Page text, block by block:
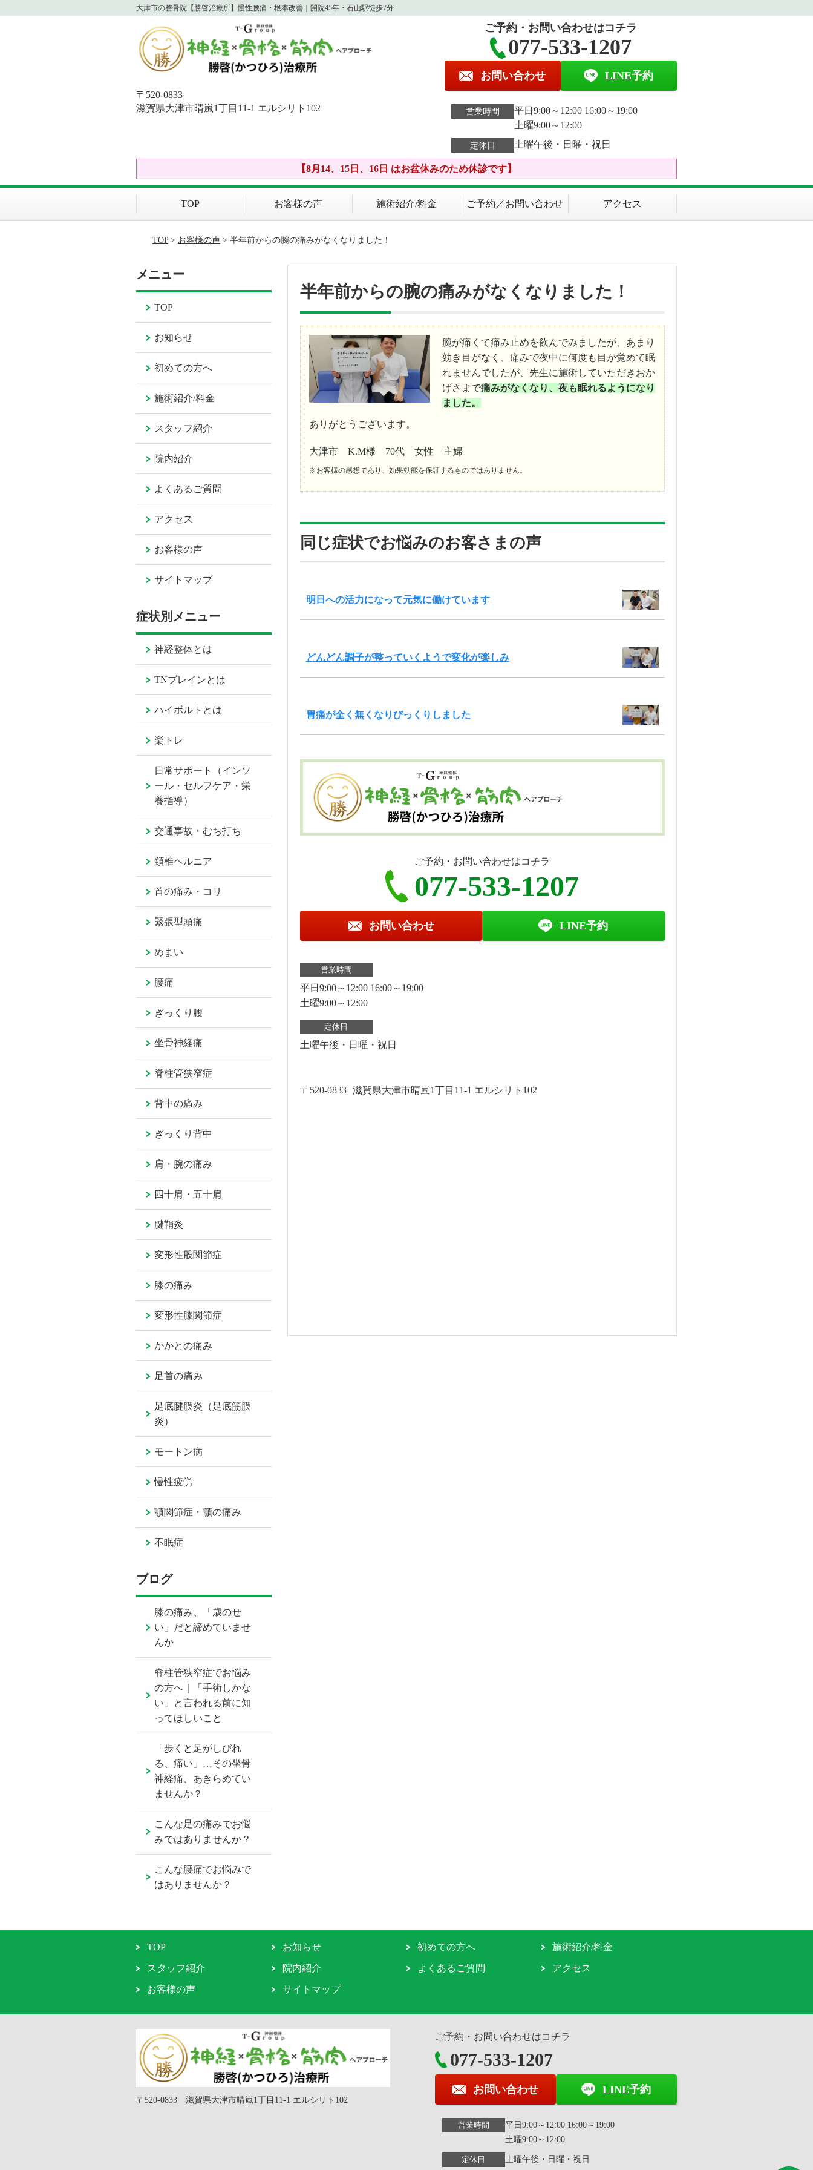
大津市の整骨院【勝啓治療所】慢性腰痛・根本改善｜開院45年・石山駅徒歩7分
〒520-0833
滋賀県大津市晴嵐1丁目11-1 エルシリト102
ご予約・お問い合わせはコチラ
077-533-1207
お問い合わせ LINE予約
営業時間
平日9:00～12:00 16:00～19:00
土曜9:00～12:00
定休日 土曜午後・日曜・祝日
【8月14、15日、16日 はお盆休みのため休診です】
TOP お客様の声 施術紹介/料金 ご予約／お問い合わせ アクセス
TOP> お客様の声> 半年前からの腕の痛みがなくなりました！
半年前からの腕の痛みがなくなりました！
腕が痛くて痛み止めを飲んでみましたが、あまり
効き目がなく、痛みで夜中に何度も目が覚めて眠
れませんでしたが、先生に施術していただきおか
げさまで痛みがなくなり、夜も眠れるようになり
ました。
ありがとうございます。
大津市 K.M様 70代 女性 主婦
※お客様の感想であり、効果効能を保証するものではありません。
同じ症状でお悩みのお客さまの声
明日への活力になって元気に働けています
どんどん調子が整っていくようで変化が楽しみ
胃痛が全く無くなりびっくりしました
ご予約・お問い合わせはコチラ
077-533-1207
お問い合わせ LINE予約
営業時間
平日9:00～12:00 16:00～19:00
土曜9:00～12:00
定休日
土曜午後・日曜・祝日
〒520-0833 滋賀県大津市晴嵐1丁目11-1 エルシリト102
メニュー
TOP
お知らせ
初めての方へ
施術紹介/料金
スタッフ紹介
院内紹介
よくあるご質問
アクセス
お客様の声
サイトマップ
症状別メニュー
神経整体とは
TNブレインとは
ハイボルトとは
楽トレ
日常サポート（インソ
ール・セルフケア・栄
養指導）
交通事故・むち打ち
頚椎ヘルニア
首の痛み・コリ
緊張型頭痛
めまい
腰痛
ぎっくり腰
坐骨神経痛
脊柱管狭窄症
背中の痛み
ぎっくり背中
肩・腕の痛み
四十肩・五十肩
腱鞘炎
変形性股関節症
膝の痛み
変形性膝関節症
かかとの痛み
足首の痛み
足底腱膜炎（足底筋膜
炎）
モートン病
慢性疲労
顎関節症・顎の痛み
不眠症
ブログ
膝の痛み、「歳のせ
い」だと諦めていませ
んか
脊柱管狭窄症でお悩み
の方へ｜「手術しかな
い」と言われる前に知
ってほしいこと
「歩くと足がしびれ
る、痛い」…その坐骨
神経痛、あきらめてい
ませんか？
こんな足の痛みでお悩
みではありませんか？
こんな腰痛でお悩みで
はありませんか？
TOP お知らせ 初めての方へ 施術紹介/料金
スタッフ紹介 院内紹介 よくあるご質問 アクセス
お客様の声 サイトマップ
〒520-0833 滋賀県大津市晴嵐1丁目11-1 エルシリト102
ご予約・お問い合わせはコチラ
077-533-1207
お問い合わせ LINE予約
営業時間
平日9:00～12:00 16:00～19:00
土曜9:00～12:00
定休日 土曜午後・日曜・祝日